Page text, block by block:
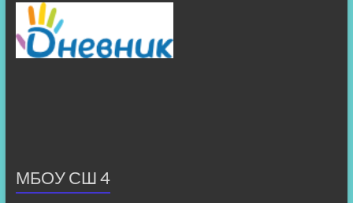
МБОУ СШ 4